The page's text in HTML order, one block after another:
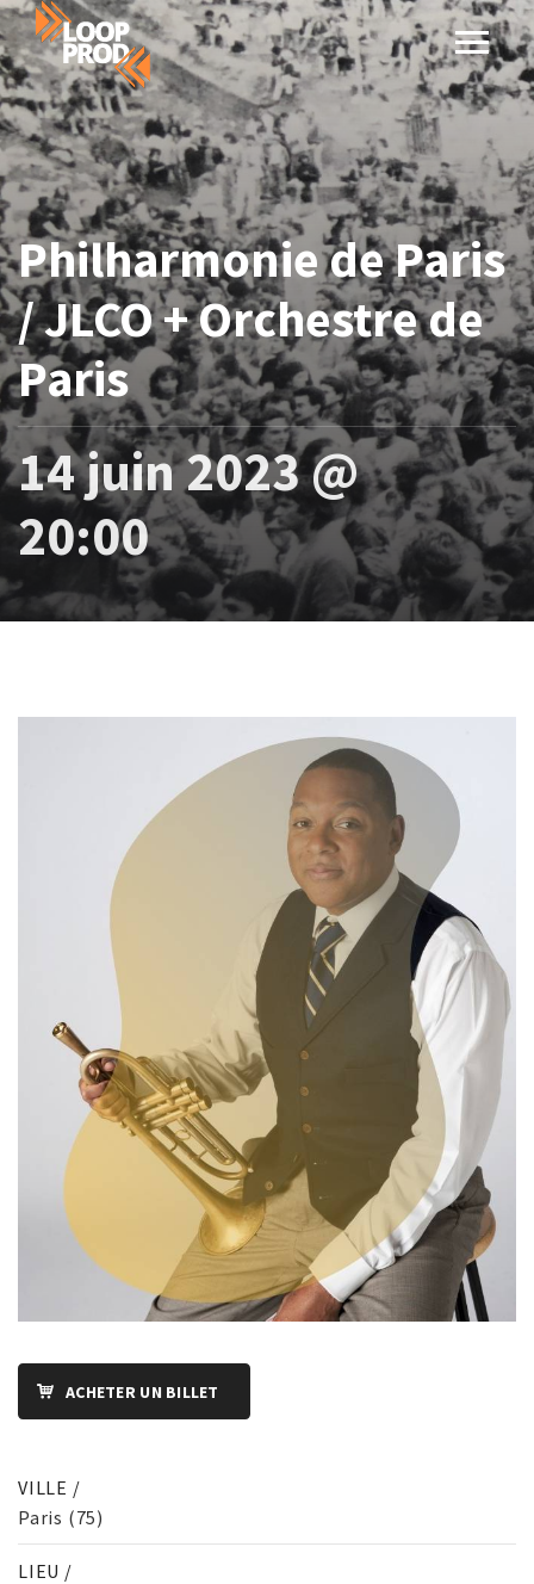
Philharmonie de Paris
/ JLCO + Orchestre de
Paris
14 juin 2023 @
20:00
ACHETER UN BILLET
VILLE /
Paris (75)
LIEU /